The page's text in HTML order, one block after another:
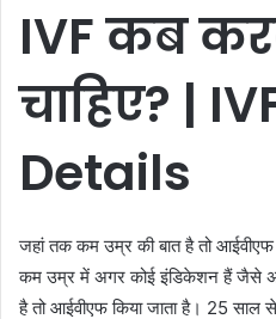
IVFकब
चाहिए? |
Details
जहां तक कम उम्र की बात है तो
कम उम्र में अगर कोई इंडिकेशन हैं जैसे
है तो आईवीएफ किया जाता है। 25